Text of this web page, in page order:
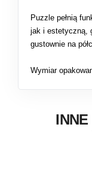
Puzzle pełnią
jak i estetyczną,
gustownie na
Wymiar